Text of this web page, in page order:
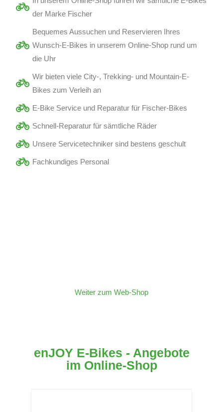
der Marke Fischer
Bequemes Aussuchen und Reservieren Ihres
Wunsch-E-Bikes in unserem Online-Shop rund um
die Uhr
Wir bieten viele City-, Trekking- und Mountain-E-
Bikes zum Verleih an
E-Bike Service und Reparatur für Fischer-Bikes
Schnell-Reparatur für sämtliche Räder
Unsere Servicetechniker sind bestens geschult
Fachkundiges Personal
Weiter zum Web-Shop
enJOY E-Bikes - Angebote
im Online-Shop